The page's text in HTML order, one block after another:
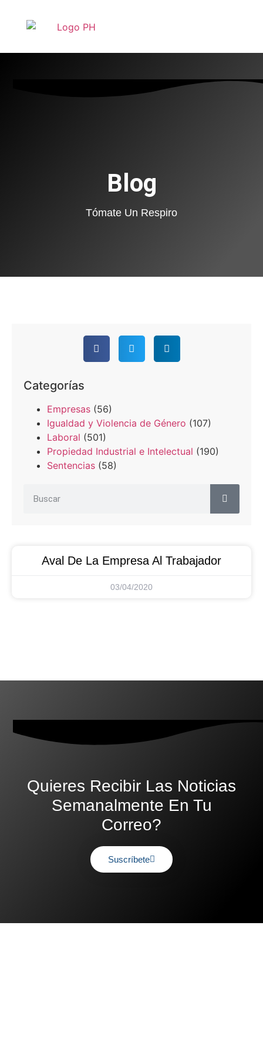
Blog
Tómate Un Respiro
Aval De La Empresa Al Trabajador
03/04/2020
Categorías
Empresas (56)
Igualdad y Violencia de Género (107)
Laboral (501)
Propiedad Industrial e Intelectual (190)
Sentencias (58)
Quieres Recibir Las Noticias
Semanalmente En Tu
Correo?
Suscríbete